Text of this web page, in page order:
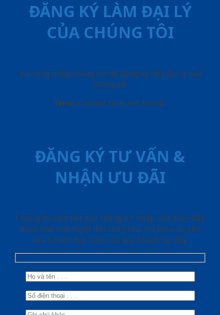
ĐĂNG KÝ LÀM ĐẠI LÝ
CỦA CHÚNG TÔI
Vui lòng nhập thông tin để đăng ký làm đại lý của
chúng tôi
Error: Contact form not found.
ĐĂNG KÝ TƯ VẤN &
NHẬN ƯU ĐÃI
Chúng tôi cam kết mọi thông tin nhập vào dưới đây
được bảo mật tuyệt đối cũng như chỉ phục vụ yêu
cầu tư vấn duy nhất của quý khách tại đây.